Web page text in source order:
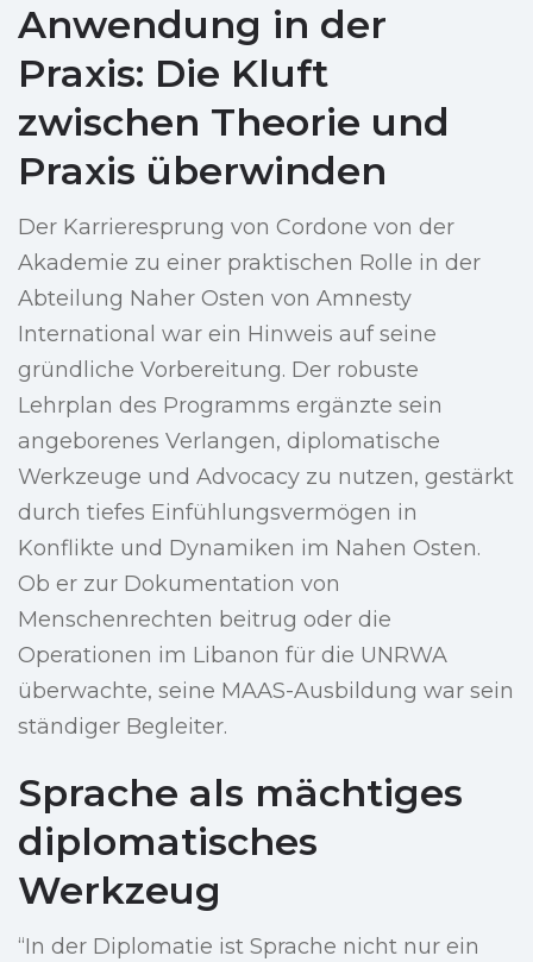
Anwendung in der
Praxis: Die Kluft
zwischen Theorie und
Praxis überwinden
Der Karrieresprung von Cordone von der
Akademie zu einer praktischen Rolle in der
Abteilung Naher Osten von Amnesty
International war ein Hinweis auf seine
gründliche Vorbereitung. Der robuste
Lehrplan des Programms ergänzte sein
angeborenes Verlangen, diplomatische
Werkzeuge und Advocacy zu nutzen, gestärkt
durch tiefes Einfühlungsvermögen in
Konflikte und Dynamiken im Nahen Osten.
Ob er zur Dokumentation von
Menschenrechten beitrug oder die
Operationen im Libanon für die UNRWA
überwachte, seine MAAS-Ausbildung war sein
ständiger Begleiter.
Sprache als mächtiges
diplomatisches
Werkzeug
“In der Diplomatie ist Sprache nicht nur ein